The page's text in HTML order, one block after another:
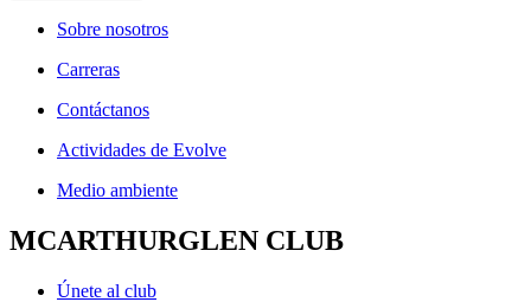
Sobre nosotros
Carreras
Contáctanos
Actividades de Evolve
Medio ambiente
MCARTHURGLEN CLUB
Únete al club